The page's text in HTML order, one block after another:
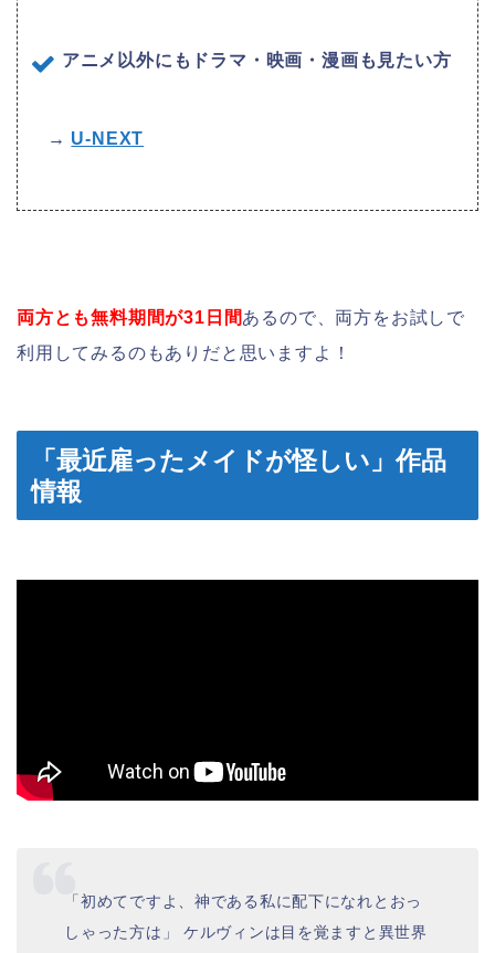
アニメ以外にもドラマ・映画・漫画も見たい方
→ U-NEXT
両方とも無料期間が31日間あるので、両方をお試しで
利用してみるのもありだと思いますよ！
「最近雇ったメイドが怪しい」作品
情報
「初めてですよ、神である私に配下になれとおっ
しゃった方は」 ケルヴィンは目を覚ますと異世界